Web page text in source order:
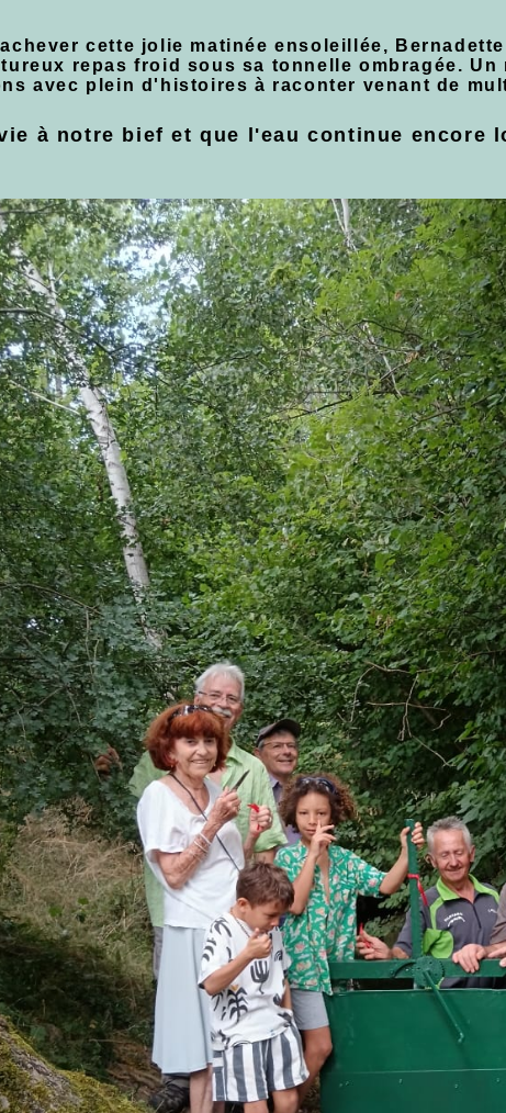
cette jolie matinée ensoleillée,
repas froid sous sa tonnelle ombragée.
avec plein d'histoires à raconter venant de
à notre bief et que l'eau continue encore